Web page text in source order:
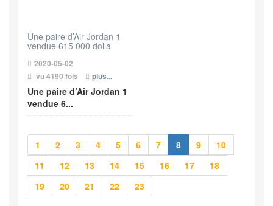
Une paire d’Air Jordan 1
vendue 615 000 dolla
2020-05-02
vu 4190 fois
plus...
Une paire d’Air Jordan 1
vendue 6...
1 2 3 4 5 6 7 8 9
10
11
12 13 14 15 16 17
18
19
20 21 22 23